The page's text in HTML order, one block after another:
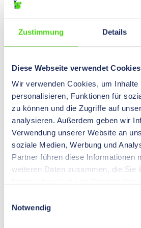
Zustimmung Details
Diese Webseite verwendet Cookies
Wir verwenden Cookies, um Inhalte
personalisieren, Funktionen für
zu können und die Zugriffe auf
analysieren. Außerdem geben wir
Verwendung unserer Website an
soziale Medien, Werbung und
Partner führen diese Informationen
weiteren Daten zusammen, die Sie
Notwendig
Verbindungstechnologie
Leiterklemme
Bemessungsstrom
221-2411
WAGO Durchgangsverbinder mit
Leiterarten, max 4 mm², 2 Leiter
Deckelfarbe
Verbindungstechnologie
0,00 €*
Inhalt:60 St(0,00 €* / 100
St)